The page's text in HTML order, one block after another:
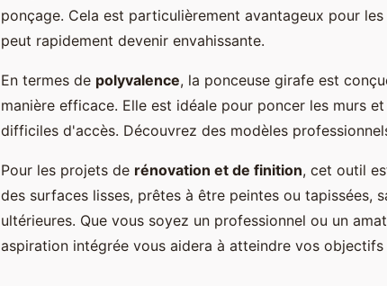
ponçage. Cela est particulièrement avantageux pour
peut rapidement devenir envahissante.
En termes de polyvalence, la ponceuse girafe est
manière efficace. Elle est idéale pour poncer les murs
difficiles d'accès. Découvrez des modèles
Pour les projets de rénovation et de finition, cet outil
des surfaces lisses, prêtes à être peintes ou tapissées,
ultérieures. Que vous soyez un professionnel ou un
aspiration intégrée vous aidera à atteindre vos